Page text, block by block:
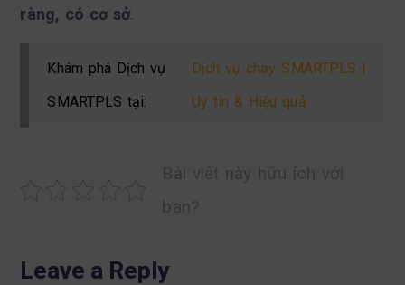
ràng, có cơ sở.
Khám phá Dịch vụ
SMARTPLS tại:
Dịch vụ chạy SMARTPLS |
Uy tín & Hiệu quả
Leave a Reply